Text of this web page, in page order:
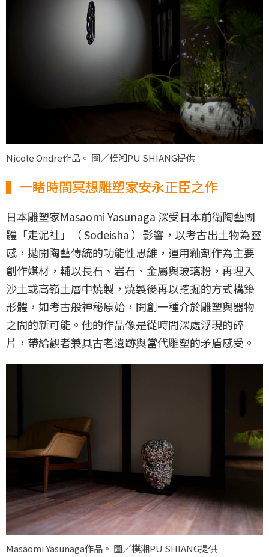
Nicole Ondre作品。 圖／樸湘PU SHIANG提供
▍一睹時間冥想雕塑家安永正臣之作
日本雕塑家Masaomi Yasunaga 深受日本前衛陶藝團
體「走泥社」（ Sodeisha ）影響，以考古出土物為靈
感，拋開陶藝傳統的功能性思維，運用釉劑作為主要
創作媒材，輔以長石、岩石、金屬與玻璃粉，再埋入
沙土或高嶺土層中燒製，燒製後再以挖掘的方式構築
形體，如考古般神秘原始，開創一種介於雕塑與器物
之間的新可能。他的作品像是從時間深處浮現的碎
片，帶給觀者兼具古老遺跡與當代雕塑的矛盾感受。
Masaomi Yasunaga作品。 圖／樸湘PU SHIANG提供